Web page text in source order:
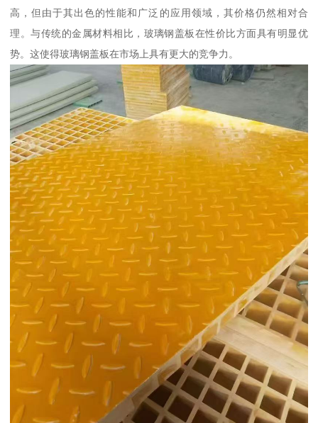
高，但由于其出色的性能和广泛的应用领域，其价格仍然相对合
理。与传统的金属材料相比，玻璃钢盖板在性价比方面具有明显优
势。这使得玻璃钢盖板在市场上具有更大的竞争力。